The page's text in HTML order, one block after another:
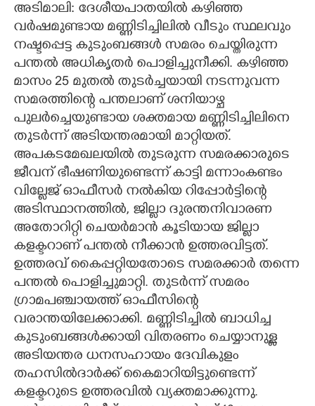
CONTACT US
അടിമാലി: ദേശീയപാതയിൽ കഴിഞ്ഞ
വർഷമുണ്ടായ മണ്ണിടിച്ചിലിൽ വീടും സ്ഥലവും
നഷ്ടപ്പെട്ട കുടുംബങ്ങൾ സമരം ചെയ്തിരുന്ന
പന്തൽ അധികൃതർ പൊളിച്ചുനീക്കി. കഴിഞ്ഞ
മാസം 25 മുതൽ തുടർച്ചയായി നടന്നുവന്ന
സമരത്തിന്റെ പന്തലാണ് ശനിയാഴ്ച
പുലർച്ചെയുണ്ടായ ശക്തമായ മണ്ണിടിച്ചിലിനെ
തുടർന്ന് അടിയന്തരമായി മാറ്റിയത്.
അപകടമേഖലയിൽ തുടരുന്ന സമരക്കാരുടെ
ജീവന് ഭീഷണിയുണ്ടെന്ന് കാട്ടി മന്നാംകണ്ടം
വില്ലേജ് ഓഫീസർ നൽകിയ റിപ്പോർട്ടിന്റെ
അടിസ്ഥാനത്തിൽ, ജില്ലാ ദുരന്തനിവാരണ
അതോറിറ്റി ചെയർമാൻ കൂടിയായ ജില്ലാ
കളക്ടറാണ് പന്തൽ നീക്കാൻ ഉത്തരവിട്ടത്.
ഉത്തരവ് കൈപ്പറ്റിയതോടെ സമരക്കാർ തന്നെ
പന്തൽ പൊളിച്ചുമാറ്റി. തുടർന്ന് സമരം
ഗ്രാമപഞ്ചായത്ത് ഓഫീസിന്റെ
വരാന്തയിലേക്കാക്കി. മണ്ണിടിച്ചിൽ ബാധിച്ച
കുടുംബങ്ങൾക്കായി വിതരണം ചെയ്യാനുള്ള
അടിയന്തര ധനസഹായം ദേവികുളം
തഹസിൽദാർക്ക് കൈമാറിയിട്ടുണ്ടെന്ന്
കളക്ടറുടെ ഉത്തരവിൽ വ്യക്തമാക്കുന്നു.